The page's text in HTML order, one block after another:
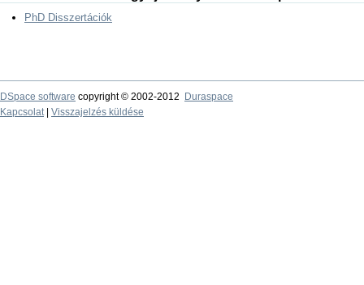
PhD Disszertációk
DSpace software copyright © 2002-2012
Duraspace
Kapcsolat| Visszajelzés küldése